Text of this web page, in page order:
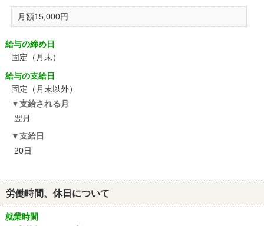
月額15,000円
給与の締め日
固定（月末）
給与の支給日
固定（月末以外）
支給される月
翌月
支給日
20日
労働時間、休日について
就業時間